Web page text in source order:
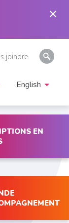
joindre
English
EN